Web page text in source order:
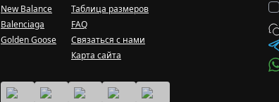
New Balance
Balenciaga
Golden Goose
Таблица размеров
FAQ
Связаться с нами
Карта сайта